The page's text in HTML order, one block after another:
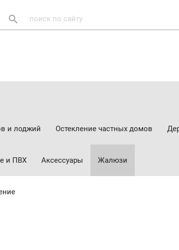
search
и лоджий Остекление частных домов
и ПВХ Аксессуары Жалюзи